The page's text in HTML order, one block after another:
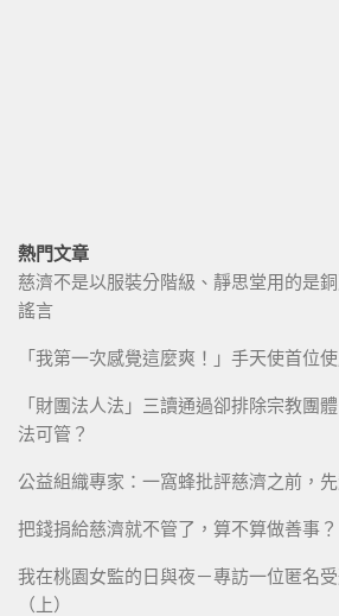
熱門文章
慈濟不是以服裝分階級、靜思堂用的是
謠言
「我第一次感覺這麼爽！」手天使首位
「財團法人法」三讀通過卻排除宗教團
法可管？
公益組織專家：一窩蜂批評慈濟之前，
把錢捐給慈濟就不管了，算不算做善事？
我在桃園女監的日與夜－專訪一位匿名
（上）